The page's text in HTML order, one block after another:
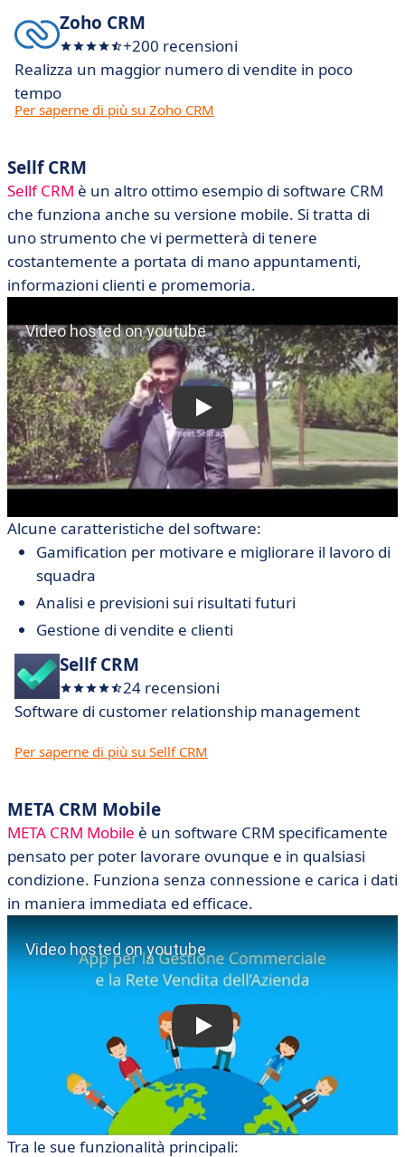
Zoho CRM
+200 recensioni
Realizza un maggior numero di vendite in poco
tempo
Per saperne di più su Zoho CRM
Sellf CRM
Sellf CRM è un altro ottimo esempio di software CRM
che funziona anche su versione mobile. Si tratta di
uno strumento che vi permetterà di tenere
costantemente a portata di mano appuntamenti,
informazioni clienti e promemoria.
Alcune caratteristiche del software:
Gamification per motivare e migliorare il lavoro di
squadra
Analisi e previsioni sui risultati futuri
Gestione di vendite e clienti
Sellf CRM
24 recensioni
Software di customer relationship management
Per saperne di più su Sellf CRM
META CRM Mobile
META CRM Mobile è un software CRM specificamente
pensato per poter lavorare ovunque e in qualsiasi
condizione. Funziona senza connessione e carica i dati
in maniera immediata ed efficace.
Tra le sue funzionalità principali: